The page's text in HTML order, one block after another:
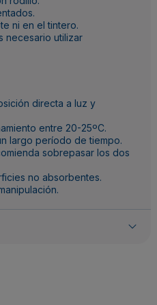
ni en el tintero.
necesario utilizar
directa a luz y
entre 20-25ºC.
largo período de tiempo.
sobrepasar los dos
no absorbentes.